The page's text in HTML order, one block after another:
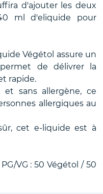
d'ajouter les deux
ml d'eliquide pour
Végétol assure un
de délivrer la
rapide.
et sans allergène, ce
allergiques au
cet e-liquide est à
VG : 50 Végétol / 50